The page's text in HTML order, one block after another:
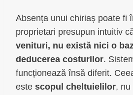
Absența unui chiriaș poate fi
proprietari presupun intuitiv
venituri, nu există nici o
deducerea costurilor.
funcționează însă diferit.
este scopul cheltuielilor, nu